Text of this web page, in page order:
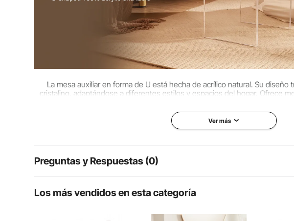
La mesa auxiliar en forma de U está hecha de acrílico natural. Su
cristalino, adaptándose a diferentes estilos y espacios del hogar. Ofrece
Ver más
Preguntas y Respuestas (0)
¿Es duradero el producto?
Los más vendidos en esta categoría